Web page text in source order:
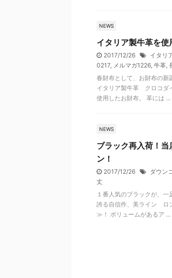
NEWS
イタリア製牛革を使
2017/12/26 イタリ
0217, メルマガ1226, 牛革,
春財布として、お財布の
イタリア製牛革 クロコダ
使用したお財布。 革には ...
NEWS
ブラック再入荷！
ン！
2017/12/26 ダウン
丈
１番人気のブラックが、
誇る自信作、美ライン ロ
≫！ ボリュームがあるア ...